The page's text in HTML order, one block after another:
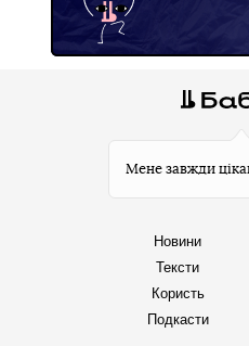
Мене завжди
Новини
Тексти
Користь
Подкасти